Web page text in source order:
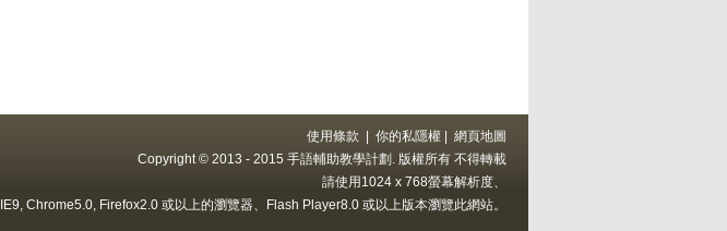
使用條款 你的私隱權
網頁地圖
Copyright © 2013 - 2015 手語輔助教學計劃. 版權所有 不得轉載
請使用1024 x 768螢幕解析度、
IE9, Chrome5.0, Firefox2.0 或以上的瀏覽器、Flash Player8.0 或以上版本瀏覽此網站。